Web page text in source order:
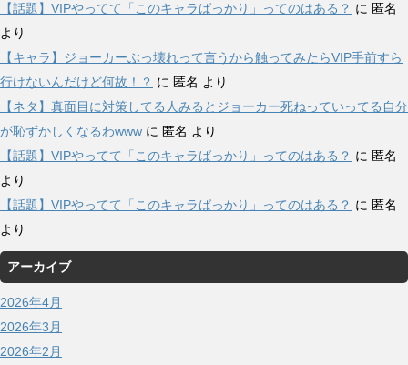
【話題】VIPやってて「このキャラばっかり」ってのはある？ に 匿名
より
【キャラ】ジョーカーぶっ壊れって言うから触ってみたらVIP手前すら
行けないんだけど何故！？ に 匿名 より
【ネタ】真面目に対策してる人みるとジョーカー死ねっていってる自分
が恥ずかしくなるわwww に 匿名 より
【話題】VIPやってて「このキャラばっかり」ってのはある？ に 匿名
より
【話題】VIPやってて「このキャラばっかり」ってのはある？ に 匿名
より
アーカイブ
2026年4月
2026年3月
2026年2月